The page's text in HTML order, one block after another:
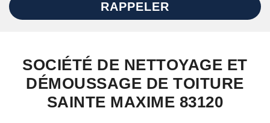
SOCIÉTÉ DE NETTOYAGE ET
DÉMOUSSAGE DE TOITURE
SAINTE MAXIME 83120